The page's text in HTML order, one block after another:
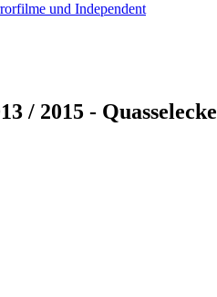
und Independent
/ 2015 - Quasselecke